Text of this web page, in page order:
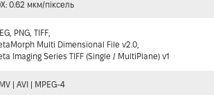
0.62 мкм/піксель
PNG, TIFF,
Multi Dimensional File v2.0,
Imaging Series TIFF (Single / MultiPlane) v1
| AVI | MPEG-4